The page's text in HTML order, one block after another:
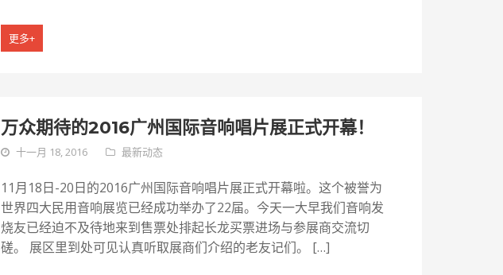
更多+
万众期待的2016广州国际音响唱片展正式开幕！
十一月 18, 2016 最新动态
11月18日-20日的2016广州国际音响唱片展正式开幕啦。这个被誉为
世界四大民用音响展览已经成功举办了22届。今天一大早我们音响发
烧友已经迫不及待地来到售票处排起长龙买票进场与参展商交流切
磋。 展区里到处可见认真听取展商们介绍的老友记们。 […]